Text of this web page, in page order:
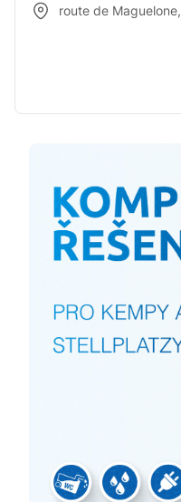
route de Maguelone,